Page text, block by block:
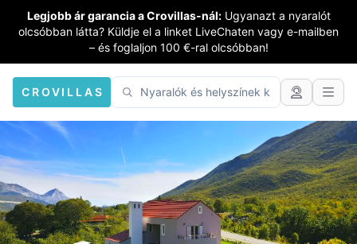
Legjobb ár garancia a Crovillas-nál: Ugyanazt a nyaralót
olcsóbban látta? Küldje el a linket LiveChaten vagy e-mailben
– és foglaljon 100 €-ral olcsóbban!
CROVILLAS